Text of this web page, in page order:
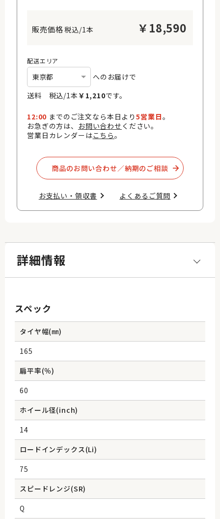
税込/1本 ￥ 18,590
配送エリア
へのお届けで
送料 税込/1本 ￥ 1,210です。
12:00 までのご注文なら本日より5営業日。
お急ぎの方は、 お問い合わせ ください。
営業日カレンダーはこちら。
商品のお問い合わせ／納期のご相談​
お支払い・領収書​ よくあるご質問​
詳細情報
スペック
タイヤ幅(㎜)
165
扁平率(％)
60
ホイール径(inch)
14
ロードインデックス(Li)
75
スピードレンジ(SR)
Q